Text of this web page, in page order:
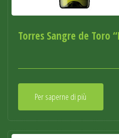
Torres Sangre de Toro
Per saperne di più